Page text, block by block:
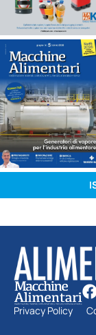
Privacy Policy